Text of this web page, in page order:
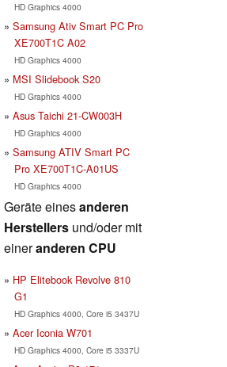
HD Graphics 4000
Samsung Ativ Smart PC Pro
XE700T1C A02
HD Graphics 4000
MSI Slidebook S20
HD Graphics 4000
Asus Taichi 21-CW003H
HD Graphics 4000
Samsung ATIV Smart PC
Pro XE700T1C-A01US
HD Graphics 4000
Geräte einesanderen
Herstellers und/oder mit
eineranderen CPU
HP Elitebook Revolve 810
G1
HD Graphics 4000, Core i5 3437U
Acer Iconia W701
HD Graphics 4000, Core i5 3337U